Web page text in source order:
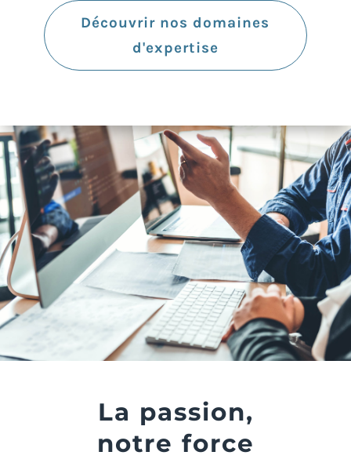
Découvrir nos domaines
d'expertise
La passion,
notre force